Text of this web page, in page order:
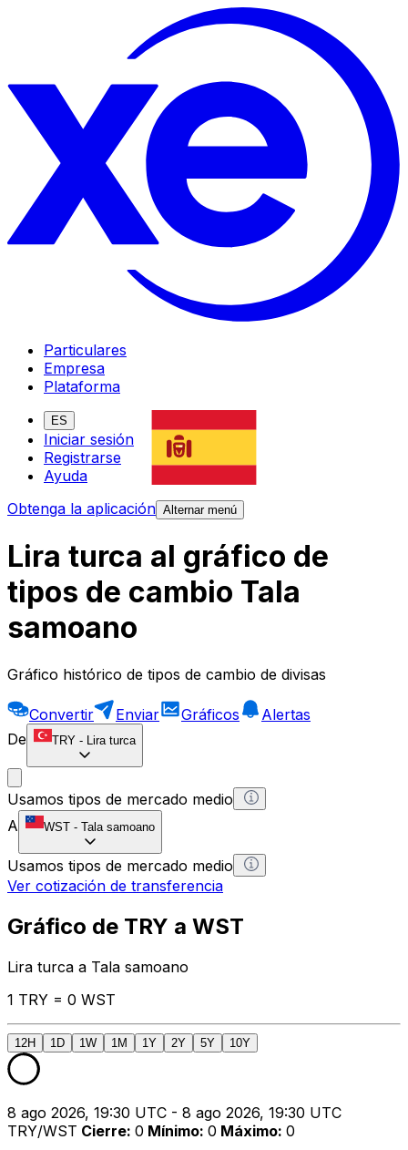
Particulares
Empresa
Plataforma
ES
Iniciar sesión
Registrarse
Ayuda
Obtenga la aplicación Alternar menú
Lira turca al gráfico de
tipos de cambio Tala
samoano
Gráfico histórico de tipos de cambio de divisas
Convertir Enviar Gráficos
Alertas
De
TRY - Lira turca
Usamos tipos de mercado medio
A
WST - Tala samoano
Usamos tipos de mercado medio
Ver cotización de transferencia
Gráfico de TRY a WST
Lira turca a Tala samoano
1 TRY = 0 WST
12H 1D 1W 1M 1Y 2Y 5Y 10Y
8 ago 2026, 19:30 UTC - 8 ago 2026, 19:30 UTC
TRY/WST Cierre: 0 Mínimo: 0 Máximo: 0